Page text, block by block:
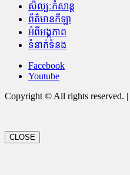
សិល្បៈកំសាន្ត
ព័ត៌មានកីឡា
អំពីអង្គភាព
ទំនាក់ទំនង
Facebook
Youtube
Copyright © All rights reserved. |
CLOSE